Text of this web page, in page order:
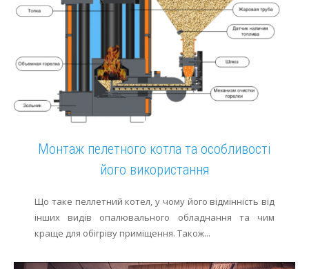
Монтаж пелетного котла та особливості
його використання
Що таке пеллетний котел, у чому його відмінність від
інших видів опалювального обладнання та чим
краще для обігріву приміщення. Також...